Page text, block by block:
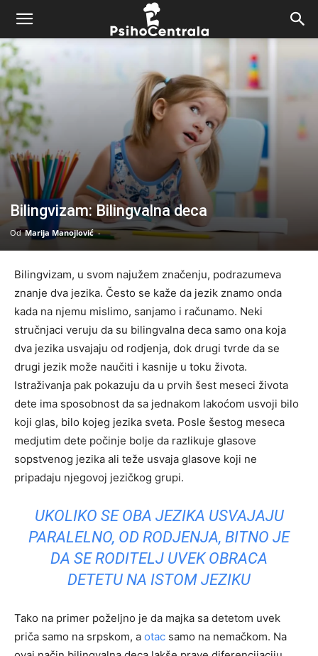
Bilingvizam: Bilingvalna deca
Od Marija Manojlović -
Bilingvizam, u svom najužem značenju, podrazumeva
znanje dva jezika. Često se kaže da jezik znamo onda
kada na njemu mislimo, sanjamo i računamo. Neki
stručnjaci veruju da su bilingvalna deca samo ona koja
dva jezika usvajaju od rodjenja, dok drugi tvrde da se
drugi jezik može naučiti i kasnije u toku života.
Istraživanja pak pokazuju da u prvih šest meseci života
dete ima sposobnost da sa jednakom lakoćom usvoji bilo
koji glas, bilo kojeg jezika sveta. Posle šestog meseca
medjutim dete počinje bolje da razlikuje glasove
sopstvenog jezika ali teže usvaja glasove koji ne
pripadaju njegovoj jezičkog grupi.
UKOLIKO SE OBA JEZIKA USVAJAJU
PARALELNO, OD RODJENJA, BITNO JE
DA SE RODITELJ UVEK OBRACA
DETETU NA ISTOM JEZIKU
Tako na primer poželjno je da majka sa detetom uvek
priča samo na srpskom, a otac samo na nemačkom. Na